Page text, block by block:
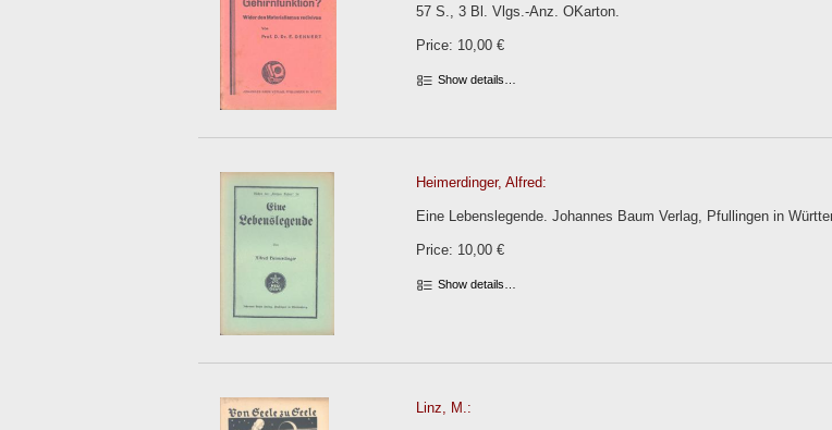
57 S., 3 Bl. Vlgs.-Anz. OKarton.
Price: 10,00 €
Show details…
Heimerdinger, Alfred:
Eine Lebenslegende. Johannes Baum Verlag, Pfullingen in
Price: 10,00 €
Show details…
Linz, M.: